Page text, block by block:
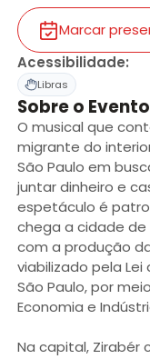
Marcar
Acessibilidade:
Libras
Sobre o Evento
O musical que
migrante do
São Paulo em
juntar dinheiro e
espetáculo é
chega a cidade de
com a produção
viabilizado pela Lei
São Paulo, por
Economia e
Na capital,